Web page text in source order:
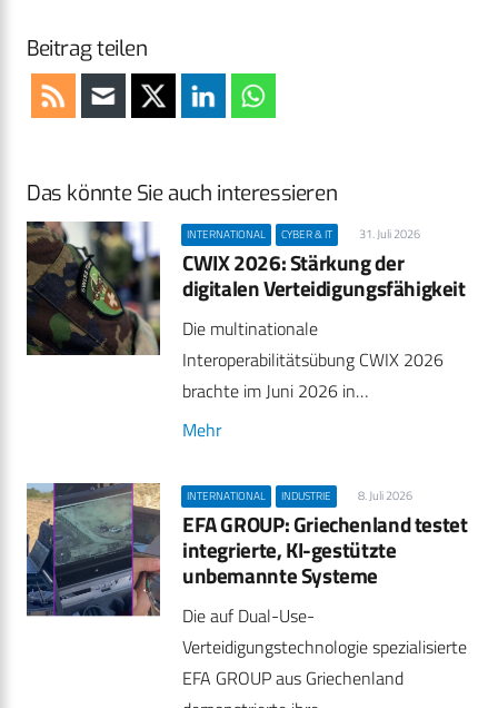
Beitrag teilen
Das könnte Sie auch interessieren
INTERNATIONAL CYBER & IT 31. Juli 2026
CWIX 2026: Stärkung der
digitalen Verteidigungsfähigkeit
Die multinationale
Interoperabilitätsübung CWIX 2026
brachte im Juni 2026 in…
Mehr
INTERNATIONAL INDUSTRIE 8. Juli 2026
EFA GROUP: Griechenland testet
integrierte, KI-gestützte
unbemannte Systeme
Die auf Dual-Use-
Verteidigungstechnologie spezialisierte
EFA GROUP aus Griechenland